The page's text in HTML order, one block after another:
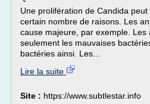
Une prolifération de Candida
certain nombre de raisons. Les
cause majeure, par exemple.
seulement les mauvaises
bactéries ainsi. Les...
Lire la suite
Site : https://www.subtlestar.info